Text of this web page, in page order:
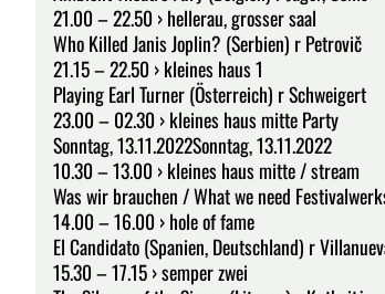
21.00 – 22.50 › hellerau, grosser saal
Who Killed Janis Joplin? (Serbien) r Petrovič
21.15 – 22.50 › kleines haus 1
Playing Earl Turner (Österreich) r Schweigert
23.00 – 02.30 › kleines haus mitte Party
Sonntag, 13.11.2022Sonntag, 13.11.2022
10.30 – 13.00 › kleines haus mitte / stream
Was wir brauchen / What we need
14.00 – 16.00 › hole of fame
El Candidato (Spanien, Deutschland) r
15.30 – 17.15 › semper zwei